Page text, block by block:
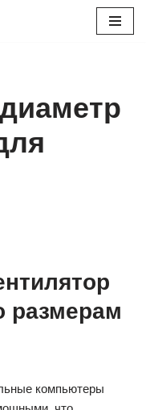
размерам
компьютеры